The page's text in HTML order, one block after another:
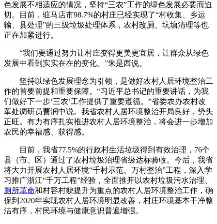
色发展不相适应的情况，坚持“三农”工作的绿色发展必要而迫
切。目前，驻马店市98.7%的村庄已经实现了“村收集、乡运
输、县处理”的三级垃圾处理体系，农村改厕、坑塘清理等也
正在加紧进行。
“我们要通过努力让村庄变得更美更宜居，让群众从绿色
发展中看到实实在在的变化。”朱是西说。
坚持以绿色发展理念为引领，是做好农村人居环境整治工
作的首要前提和重要保障。“习近平总书记的重要讲话，为我
们做好下一步‘三农’工作提供了重要遵循。”省委农办农村改
革处调研员曹润中说。我省农村人居环境整治开局良好，势头
正旺。有力有序扎实推进农村人居环境整治，将会进一步增加
农民的幸福感、获得感。
目前，我省77.5%的行政村生活垃圾得到有效治理，76个
县（市、区）通过了农村垃圾治理省级达标验收。今后，我省
将大力开展农村人居环境“千村示范、万村整治”工程，深入学
习推广浙江“千万工程”经验，全面推开以农村垃圾污水治理、
厕所革命和村容村貌提升为重点的农村人居环境整治工作，确
保到2020年实现农村人居环境明显改善，村庄环境基本干净整
洁有序，村民环境与健康意识普遍增强。